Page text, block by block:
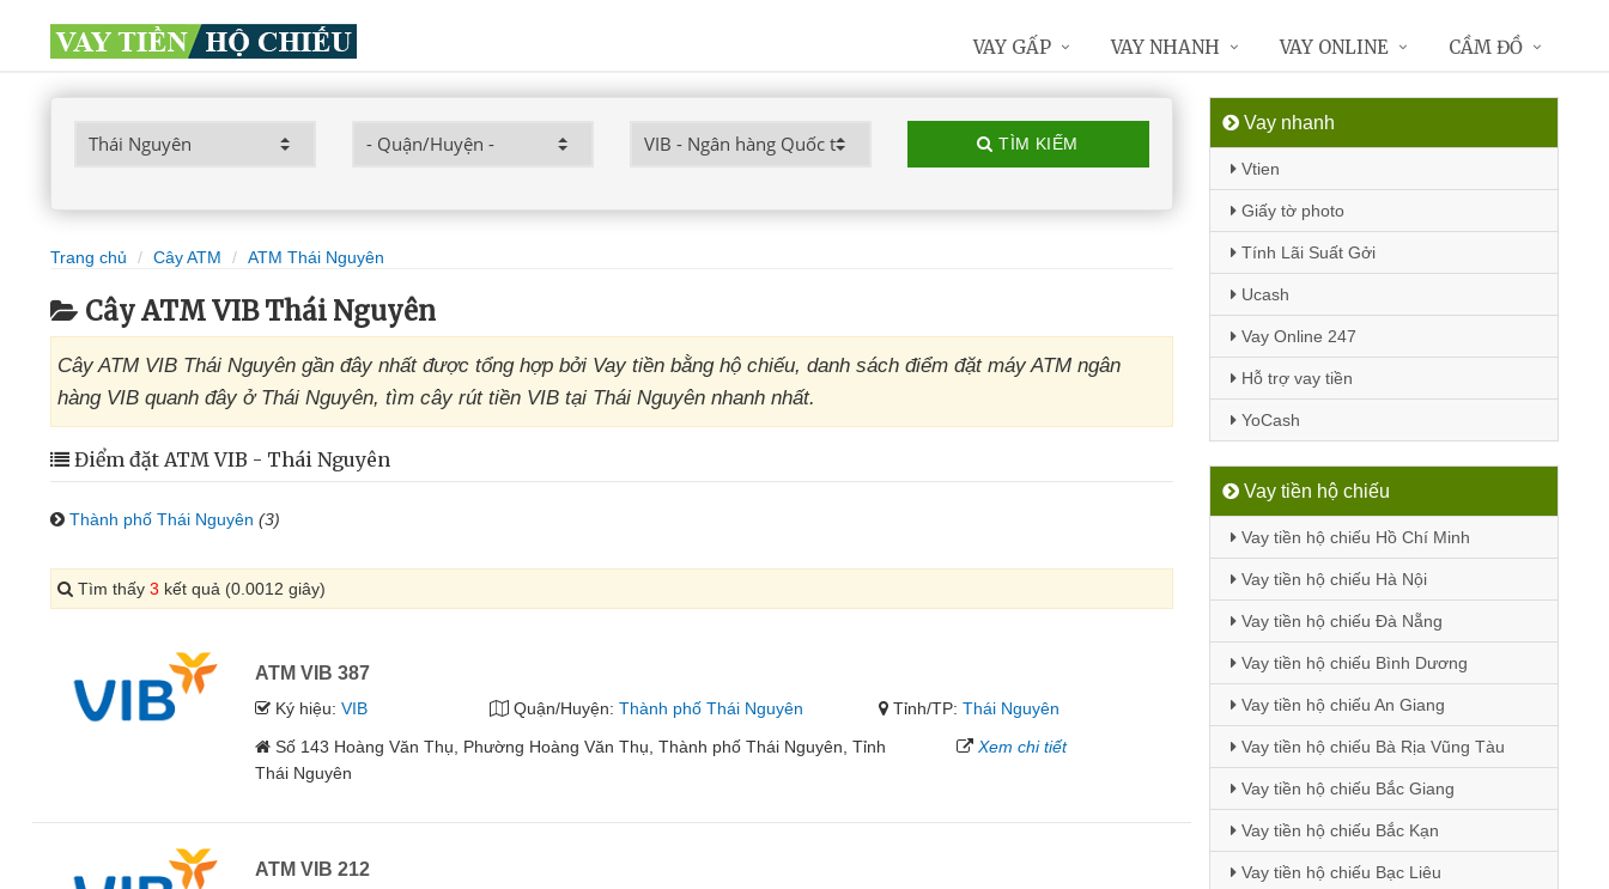
TÌM KIẾM
Trang chủ Cây ATM ATM Thái Nguyên
Cây ATM VIB Thái Nguyên
Cây ATM VIB Thái Nguyên gần đây nhất được tổng hợp bởi Vay tiền bằng hộ chiếu, danh sách điểm đặt máy ATM ngân
hàng VIB quanh đây ở Thái Nguyên, tìm cây rút tiền VIB tại Thái Nguyên nhanh nhất.
Điểm đặt ATM VIB - Thái Nguyên
Thành phố Thái Nguyên (3)
Tìm thấy 3 kết quả (0.0012 giây)
ATM VIB 387
Ký hiệu:VIB Quận/Huyện: Thành phố Thái Nguyên Tỉnh/TP:Thái Nguyên
Số 143 Hoàng Văn Thụ, Phường Hoàng Văn Thụ, Thành phố Thái Nguyên, Tỉnh
Thái Nguyên
Xem chi tiết
ATM VIB 212
Vay nhanh
Vtien
Giấy tờ photo
Tính Lãi Suất Gởi
Ucash
Vay Online 247
Hỗ trợ vay tiền
YoCash
Vay tiền hộ chiếu
Vay tiền hộ chiếu Hồ Chí Minh
Vay tiền hộ chiếu Hà Nội
Vay tiền hộ chiếu Đà Nẵng
Vay tiền hộ chiếu Bình Dương
Vay tiền hộ chiếu An Giang
Vay tiền hộ chiếu Bà Rịa Vũng Tàu
Vay tiền hộ chiếu Bắc Giang
Vay tiền hộ chiếu Bắc Kạn
Vay tiền hộ chiếu Bạc Liêu
VAY GẤP VAY NHANH VAY ONLINE CẦM ĐỒ